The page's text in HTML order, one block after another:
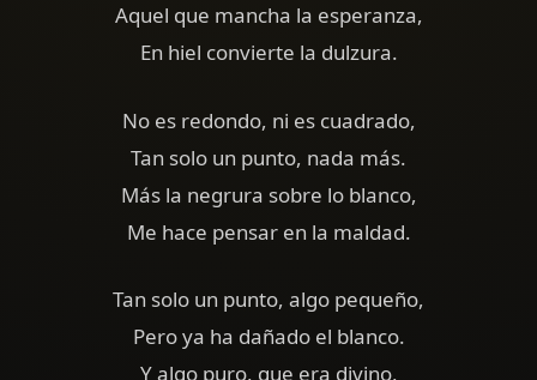
Aquel que mancha la esperanza,
En hiel convierte la dulzura.
No es redondo, ni es cuadrado,
Tan solo un punto, nada más.
Más la negrura sobre lo blanco,
Me hace pensar en la maldad.
Tan solo un punto, algo pequeño,
Pero ya ha dañado el blanco.
Y algo puro, que era divino,